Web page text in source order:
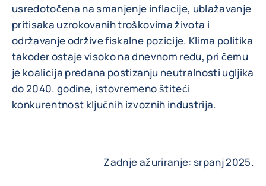
usredotočena na smanjenje inflacije, ublažavanje
pritisaka uzrokovanih troškovima života i
održavanje održive fiskalne pozicije. Klima politika
također ostaje visoko na dnevnom redu, pri čemu
je koalicija predana postizanju neutralnosti ugljika
do 2040. godine, istovremeno štiteći
konkurentnost ključnih izvoznih industrija.
Zadnje ažuriranje: srpanj 2025.